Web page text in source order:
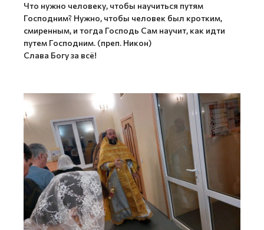
Что нужно человеку, чтобы научиться путям
Господним? Нужно, чтобы человек был кротким,
смиренным, и тогда Господь Сам научит, как идти
путем Господним. (преп. Никон)
Слава Богу за всё!